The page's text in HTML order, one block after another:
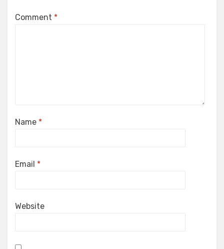
Comment *
Name *
Email *
Website